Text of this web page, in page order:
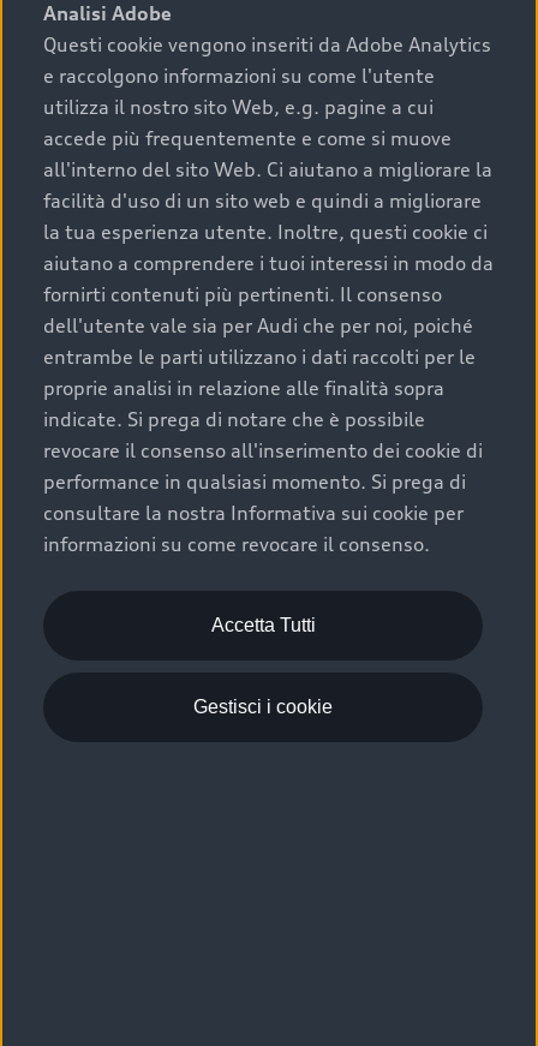
chilometraggio: un valore contenuto corrisponde a
uno stato migliore del veicolo e a una maggiore
durata nel tempo;
cronologia dei tagliandi: una documentazione
completa della vettura certifica una manutenzione
costante e accurata;
condizioni della carrozzeria e degli interni: una
buona conservazione evidenzia cura e attenzione del
precedente proprietario;
efficienza meccanica: motore, trasmissione e
componenti principali in ottimo stato garantiscono
prestazioni affidabili e sicure.
Acquistare un’auto usata in una Concessionaria ufficiale
Audi che offre l’usato garantito tramite Audi Prima
Scelta :plus, significa affidarsi ad un prodotto che viene
sottoposto a 110 controlli approfonditi e coperto da
garanzia fino a 4 anni per una maggiore tutela del tuo
acquisto.
Analisi Adobe
Questi cookie vengono inseriti da Adobe Analytics
e raccolgono informazioni su come l'utente
utilizza il nostro sito Web, e.g. pagine a cui
accede più frequentemente e come si muove
all'interno del sito Web. Ci aiutano a migliorare la
facilità d'uso di un sito web e quindi a migliorare
la tua esperienza utente. Inoltre, questi cookie ci
aiutano a comprendere i tuoi interessi in modo da
fornirti contenuti più pertinenti. Il consenso
dell'utente vale sia per Audi che per noi, poiché
entrambe le parti utilizzano i dati raccolti per le
proprie analisi in relazione alle finalità sopra
indicate. Si prega di notare che è possibile
revocare il consenso all'inserimento dei cookie di
performance in qualsiasi momento. Si prega di
consultare la nostra Informativa sui cookie per
informazioni su come revocare il consenso.
Accetta Tutti
Gestisci i cookie